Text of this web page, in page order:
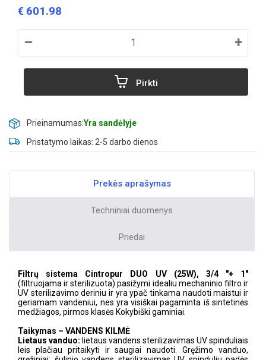
€ 601.98
– +
Pirkti
Prieinamumas:Yra sandėlyje
Pristatymo laikas: 2-5 darbo dienos
Prekės aprašymas
Techniniai duomenys
Priedai
Filtrų sistema Cintropur DUO UV (25W), 3/4 "+ 1"
(filtruojama ir sterilizuota) pasižymi idealiu mechaninio filtro ir
UV sterilizavimo deriniu ir yra ypač tinkama naudoti maistui ir
geriamam vandeniui, nes yra visiškai pagaminta iš sintetinės
medžiagos, pirmos klasės Kokybiški gaminiai.
Taikymas – VANDENS KILMĖ
Lietaus vanduo: lietaus vandens sterilizavimas UV spinduliais
leis plačiau pritaikyti ir saugiai naudoti. Gręžimo vanduo,